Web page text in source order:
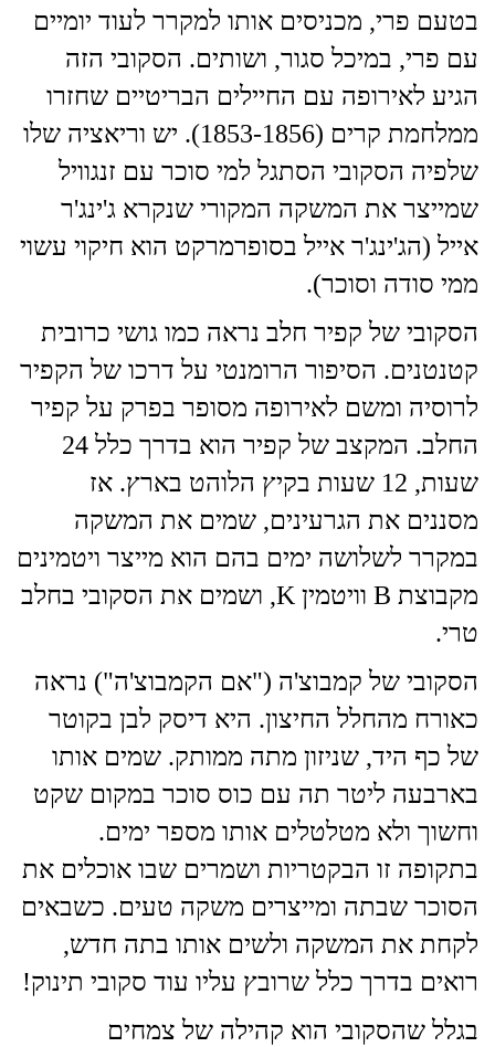
בטעם פרי, מכניסים אותו למקרר לעוד יומיים
עם פרי, במיכל סגור, ושותים. הסקובי הזה
הגיע לאירופה עם החיילים הבריטיים שחזרו
ממלחמת קרים (1853-1856). יש וריאציה שלו
שלפיה הסקובי הסתגל למי סוכר עם זנגוויל
שמייצר את המשקה המקורי שנקרא ג'ינג'ר
אייל (הג'ינג'ר אייל בסופרמרקט הוא חיקוי עשוי
ממי סודה וסוכר).
הסקובי של קפיר חלב נראה כמו גושי כרובית
קטנטנים. הסיפור הרומנטי על דרכו של הקפיר
לרוסיה ומשם לאירופה מסופר בפרק על קפיר
החלב. המקצב של קפיר הוא בדרך כלל 24
שעות, 12 שעות בקיץ הלוהט בארץ. אז
מסננים את הגרעינים, שמים את המשקה
במקרר לשלושה ימים בהם הוא מייצר ויטמינים
מקבוצת B וויטמין K, ושמים את הסקובי בחלב
טרי.
הסקובי של קמבוצ'ה ("אם הקמבוצ'ה") נראה
כאורח מהחלל החיצון. היא דיסק לבן בקוטר
של כף היד, שניזון מתה ממותק. שמים אותו
בארבעה ליטר תה עם כוס סוכר במקום שקט
וחשוך ולא מטלטלים אותו מספר ימים.
בתקופה זו הבקטריות ושמרים שבו אוכלים את
הסוכר שבתה ומייצרים משקה טעים. כשבאים
לקחת את המשקה ולשים אותו בתה חדש,
רואים בדרך כלל שרובץ עליו עוד סקובי תינוק!
בגלל שהסקובי הוא קהילה של צמחים